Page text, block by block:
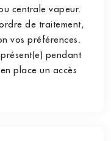
centrale vapeur.
de traitement,
vos préférences.
pendant
place un accès